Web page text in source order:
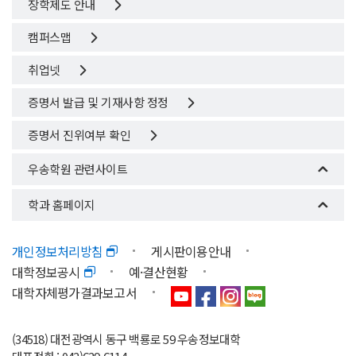
장학제도 안내
캠퍼스맵
취업넷
증명서 발급 및 기재사항 정정
증명서 진위여부 확인
우송학원 관련사이트
학과 홈페이지
개인정보처리방침
게시판이용안내
대학정보공시
예·결산현황
대학자체평가결과보고서
(34518) 대전광역시 동구 백룡로 59 우송정보대학